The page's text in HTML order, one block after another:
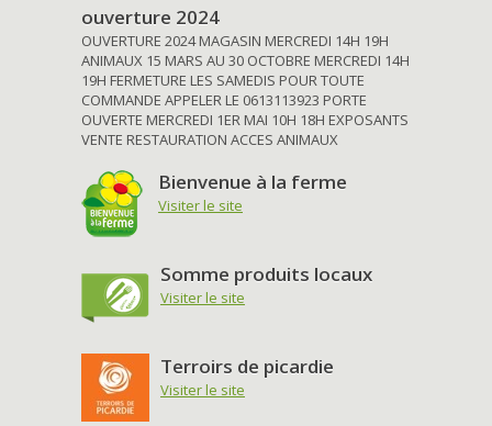
ouverture 2024
OUVERTURE 2024 MAGASIN MERCREDI 14H 19H
ANIMAUX 15 MARS AU 30 OCTOBRE MERCREDI 14H
19H FERMETURE LES SAMEDIS POUR TOUTE
COMMANDE APPELER LE 0613113923 PORTE
OUVERTE MERCREDI 1ER MAI 10H 18H EXPOSANTS
VENTE RESTAURATION ACCES ANIMAUX
Bienvenue à la ferme
Visiter le site
Somme produits locaux
Visiter le site
Terroirs de picardie
Visiter le site